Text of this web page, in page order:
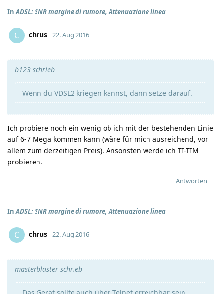
InADSL: SNR margine di rumore, Attenuazione linea
C chrus 22. Aug 2016
b123 schrieb
Wenn du VDSL2 kriegen kannst, dann setze darauf.
Ich probiere noch ein wenig ob ich mit der bestehenden Linie
auf 6-7 Mega kommen kann (wäre für mich ausreichend, vor
allem zum derzeitigen Preis). Ansonsten werde ich TI-TIM
probieren.
Antworten
InADSL: SNR margine di rumore, Attenuazione linea
C chrus 22. Aug 2016
masterblaster schrieb